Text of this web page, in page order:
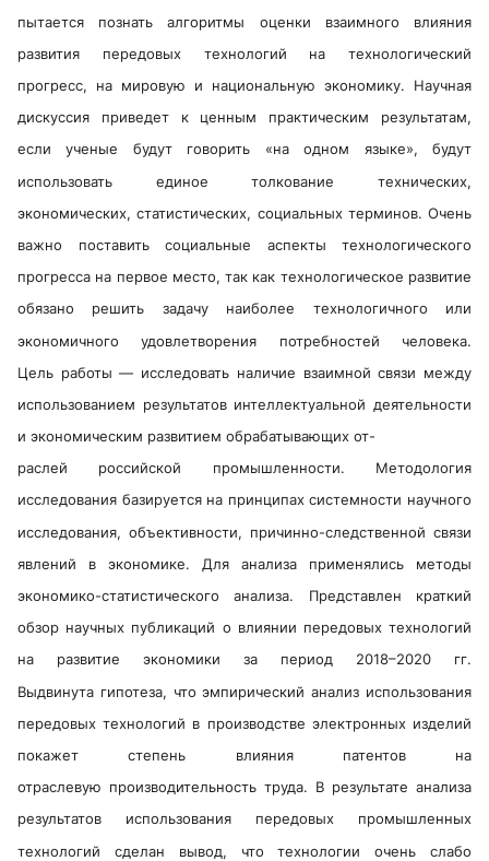
пытается познать алгоритмы оценки взаимного влияния
развития передовых технологий на технологический
прогресс, на мировую и национальную экономику. Научная
дискуссия приведет к ценным практическим результатам,
если ученые будут говорить «на одном языке», будут
использовать единое толкование технических,
экономических, статистических, социальных терминов. Очень
важно поставить социальные аспекты технологического
прогресса на первое место, так как технологическое развитие
обязано решить задачу наиболее технологичного или
экономичного удовлетворения потребностей человека.
Цель работы — исследовать наличие взаимной связи между
использованием результатов интеллектуальной деятельности
и экономическим развитием обрабатывающих от-
раслей российской промышленности. Методология
исследования базируется на принципах системности научного
исследования, объективности, причинно-следственной связи
явлений в экономике. Для анализа применялись методы
экономико-статистического анализа. Представлен краткий
обзор научных публикаций о влиянии передовых технологий
на развитие экономики за период 2018–2020 гг.
Выдвинута гипотеза, что эмпирический анализ использования
передовых технологий в производстве электронных изделий
покажет степень влияния патентов на
отраслевую производительность труда. В результате анализа
результатов использования передовых промышленных
технологий сделан вывод, что технологии очень слабо